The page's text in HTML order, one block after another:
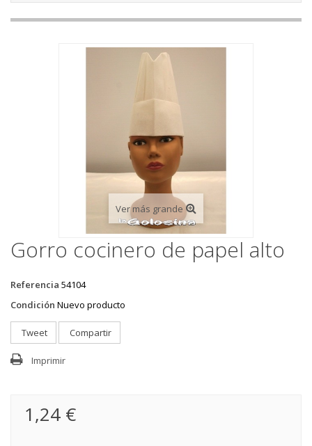
+
Ver más grande
Gorro cocinero de papel alto
Referencia 54104
Condición Nuevo producto
Tweet Compartir
Imprimir
1,24 €